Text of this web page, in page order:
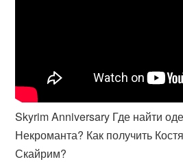
Skyrim Anniversary Где найти
Некроманта? Как получить
Скайрим?